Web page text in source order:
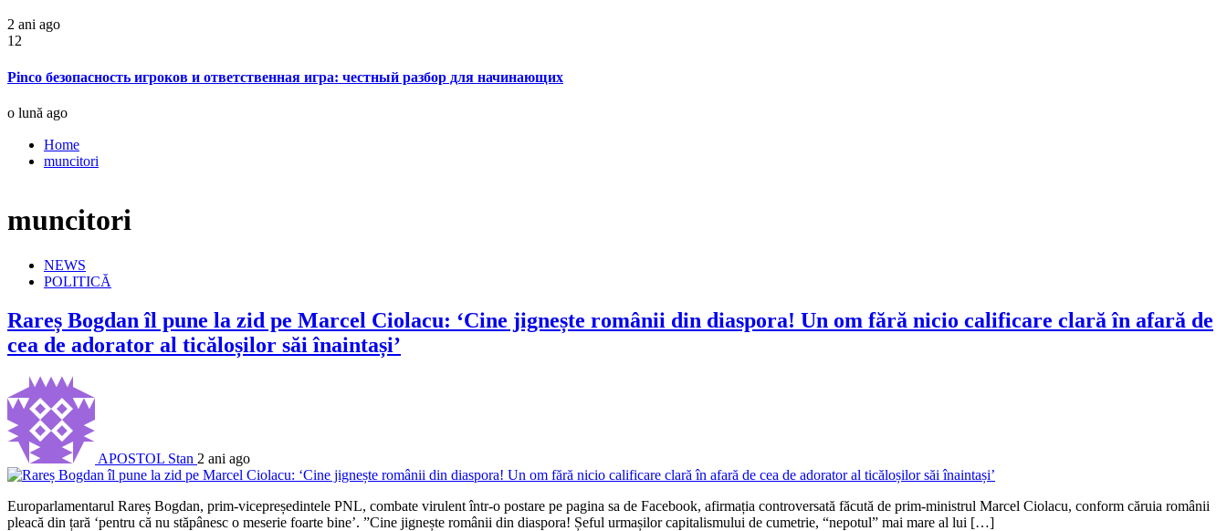
2 ani ago
12
Pinco безопасность игроков и ответственная игра: честный разбор для начинающих
o lună ago
Home
muncitori
muncitori
NEWS
POLITICĂ
Rareș Bogdan îl pune la zid pe Marcel Ciolacu: ‘Cine jignește românii din diaspora! Un om fără nicio calificare clară în afară de
cea de adorator al ticăloșilor săi înaintași’
APOSTOL Stan 2 ani ago
Europarlamentarul Rareș Bogdan, prim-vicepreședintele PNL, combate virulent într-o postare pe pagina sa de Facebook, afirmația controversată făcută de prim-ministrul Marcel Ciolacu, conform căruia românii
pleacă din țară ‘pentru că nu stăpânesc o meserie foarte bine’. ”Cine jignește românii din diaspora! Șeful urmașilor capitalismului de cumetrie, “nepotul” mai mare al lui […]